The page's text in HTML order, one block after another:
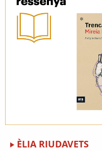
ÈLIA RIUDAVETS